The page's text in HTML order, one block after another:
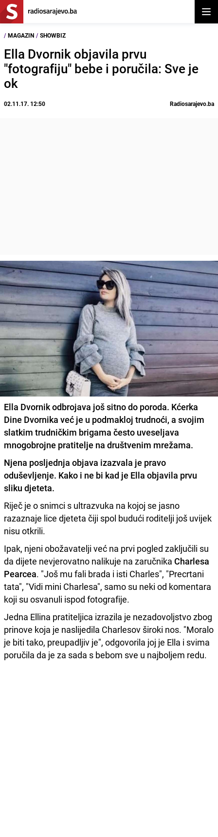
/ MAGAZIN / SHOWBIZ
Ella Dvornik objavila prvu
"fotografiju" bebe i poručila: Sve je
ok
02.11.17. 12:50 Radiosarajevo.ba
Ella Dvornik odbrojava još sitno do poroda. Kćerka
Dine Dvornika već je u podmakloj trudnoći, a svojim
slatkim trudničkim brigama često uveseljava
mnogobrojne pratitelje na društvenim mrežama.
Njena posljednja objava izazvala je pravo
oduševljenje. Kako i ne bi kad je Ella objavila prvu
sliku djeteta.
Riječ je o snimci s ultrazvuka na kojoj se jasno
razaznaje lice djeteta čiji spol budući roditelji još uvijek
nisu otkrili.
Ipak, njeni obožavatelji već na prvi pogled zaključili su
da dijete nevjerovatno nalikuje na zaručnika Charlesa
Pearcea. "Još mu fali brada i isti Charles", "Precrtani
tata", "Vidi mini Charlesa", samo su neki od komentara
koji su osvanuli ispod fotografije.
Jedna Ellina pratiteljica izrazila je nezadovoljstvo zbog
prinove koja je naslijedila Charlesov široki nos. "Moralo
je biti tako, preupadljiv je", odgovorila joj je Ella i svima
poručila da je za sada s bebom sve u najboljem redu.